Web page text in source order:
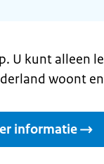
U kunt alleen
woont
informatie